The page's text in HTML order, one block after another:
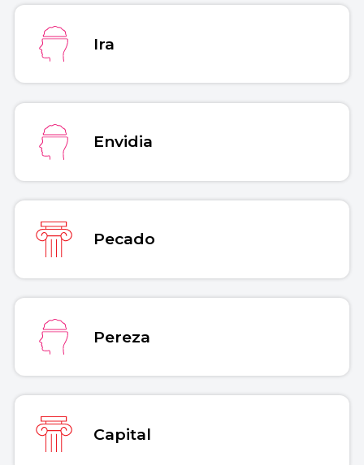
Ira
Envidia
Pecado
Pereza
Capital